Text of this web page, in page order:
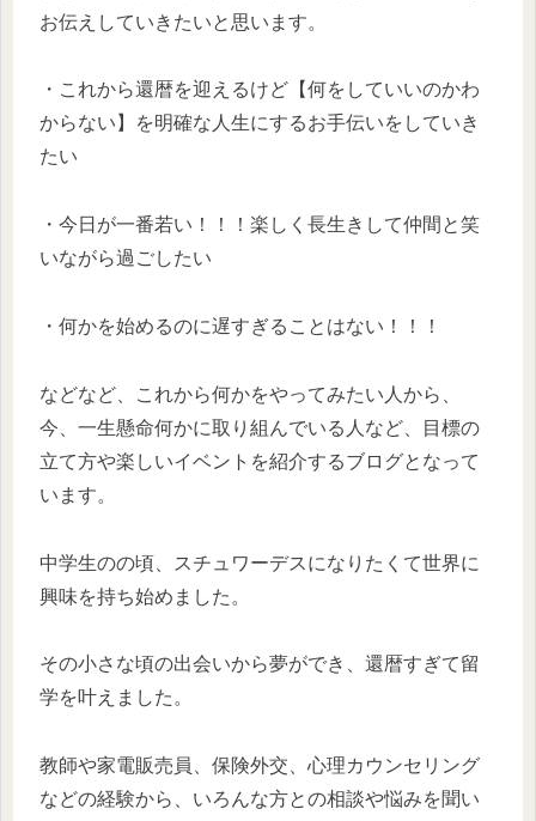
お伝えしていきたいと思います。
・これから還暦を迎えるけど【何をしていいのかわ
からない】を明確な人生にするお手伝いをしていき
たい
・今日が一番若い！！！楽しく長生きして仲間と笑
いながら過ごしたい
・何かを始めるのに遅すぎることはない！！！
などなど、これから何かをやってみたい人から、
今、一生懸命何かに取り組んでいる人など、目標の
立て方や楽しいイベントを紹介するブログとなって
います。
中学生のの頃、スチュワーデスになりたくて世界に
興味を持ち始めました。
その小さな頃の出会いから夢ができ、還暦すぎて留
学を叶えました。
教師や家電販売員、保険外交、心理カウンセリング
などの経験から、いろんな方との相談や悩みを聞い